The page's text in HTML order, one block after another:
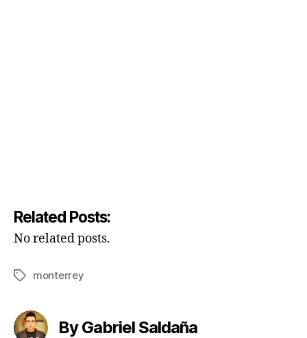
Related Posts:
No related posts.
Tagsmonterrey
By Gabriel Saldaña